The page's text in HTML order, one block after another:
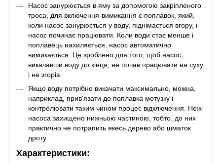
Насос занурюється в яму за допомогою закріпленого
троса, для включення-вимикання є поплавок, який,
коли насос занурюється у воду, піднімається вгору, і
насос починає працювати. Коли води стає менше і
поплавець нахиляється, насос автоматично
вимикається. Це зроблено для того, щоб насос,
викачавши воду до кінця, не почав працювати на суху
і не згорів.
Якщо воду потрібно викачати максимально, можна,
наприклад, прив'язати до поплавка мотузку і
контролювати таким чином процес відключення. Ножі
насоса захищено нижньою частиною, тобто. до них
практично не потрапить якесь дерево або шматок
дроту.
Характеристики: